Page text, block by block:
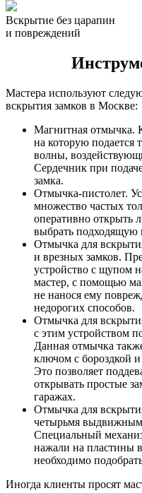
Вскрытие без царапин
и повреждений
Мастера используют
вскрытия замков в Москве:
Магнитная отмычка.
на которую подается
волны,
Сердечник при
замка.
Отмычка-пистолет.
множество частых
оперативно открыть
выбрать подходящую
Отмычка для
и врезных замков.
устройство с щупом
мастер, с помощью
не нанося ему
недорогих способов.
Отмычка для
с этим устройством
Данная отмычка
ключом с бороздкой
Это позволяет
открывать простые
гаражах.
Отмычка для
четырьмя
Специальный
нажали на пластины
необходимо
Иногда клиенты просят